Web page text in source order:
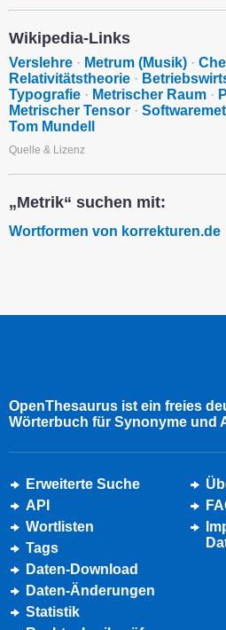
Wikipedia-Links
Verslehre · Metrum (Musik) ·
Relativitätstheorie ·
Typografie · Metrischer Raum ·
Metrischer Tensor ·
Tom Mundell
Quelle & Lizenz
„Metrik“ suchen mit:
Wortformen von korrekturen.de
OpenThesaurus ist ein freies
Wörterbuch für Synonyme und
Erweiterte Suche
API
Wortlisten
Tags
Daten-Download
Daten-Änderungen
Statistik